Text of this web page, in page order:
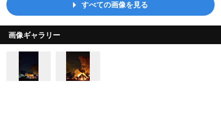
すべての画像を見る
画像ギャラリー